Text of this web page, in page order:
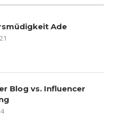
Ade
Blog vs. Influencer